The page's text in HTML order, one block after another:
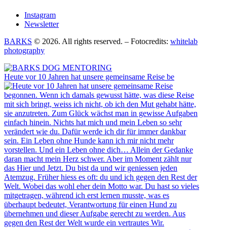
Instagram
Newsletter
BARKS © 2026. All rights reserved. – Fotocredits: whitelab
photography
Heute vor 10 Jahren hat unsere gemeinsame Reise be